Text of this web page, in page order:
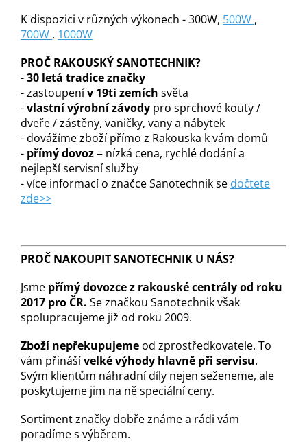
K dispozici v různých výkonech - 300W, 500W ,
700W , 1000W
PROČ RAKOUSKÝ SANOTECHNIK?
-30 letá tradice značky
- zastoupenív 19ti zemích světa
-vlastní výrobní závody pro sprchové kouty /
dveře / zástěny, vaničky, vany a nábytek
- dovážíme zboží přímo z Rakouska k vám domů
- přímý dovoz= nízká cena, rychlé dodání a
nejlepší servisní služby
- více informací o značce Sanotechnik se dočtete
zde>>
PROČ NAKOUPIT SANOTECHNIK U NÁS?
Jsme přímý dovozce z rakouské centrály od roku
2017 pro ČR. Se značkou Sanotechnik však
spolupracujeme již od roku 2009.
Zboží nepřekupujeme od zprostředkovatele. To
vám přinášívelké výhody hlavně při servisu.
Svým klientům náhradní díly nejen seženeme, ale
poskytujeme jim na ně speciální ceny.
Sortiment značky dobře známe a rádi vám
poradíme s výběrem.